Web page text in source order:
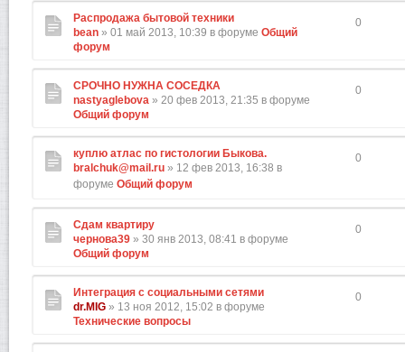
Распродажа бытовой техники
bean » 01 май 2013, 10:39 в форуме Общий
форум
0
СРОЧНО НУЖНА СОСЕДКА
nastyaglebova » 20 фев 2013, 21:35 в форуме
Общий форум
0
куплю атлас по гистологии Быкова.
bralchuk@mail.ru » 12 фев 2013, 16:38 в
форуме Общий форум
0
Сдам квартиру
чернова39 » 30 янв 2013, 08:41 в форуме
Общий форум
0
Интеграция с социальными сетями
dr.MIG » 13 ноя 2012, 15:02 в форуме
Технические вопросы
0